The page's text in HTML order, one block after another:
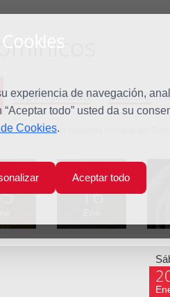
experiencia de navegación,
todo” usted da su
Cookies.
Aceptar todo
Espiritualidad Estudio
Sábado de la Segunda semana del
Mar
16